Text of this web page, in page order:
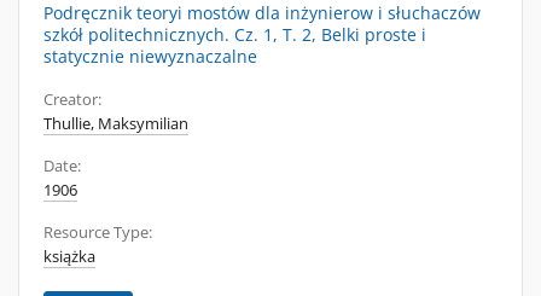
Podręcznik teoryi mostów dla inżynierow i słuchaczów
szkół politechnicznych. Cz. 1, T. 2, Belki proste i
statycznie niewyznaczalne
Creator:
Thullie, Maksymilian
Date:
1906
Resource Type:
książka